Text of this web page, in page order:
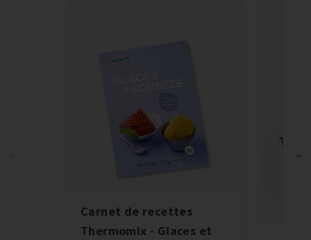
Carnet de recettes
Thermomix - Glaces et